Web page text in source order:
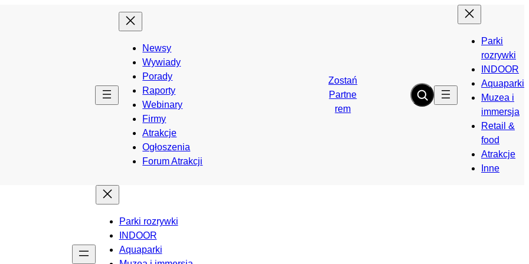
Newsy
Wywiady
Porady
Raporty
Webinary
Firmy
Atrakcje
Ogłoszenia
Forum Atrakcji
Zostań
Partne
rem
Parki
rozrywki
INDOOR
Aquaparki
Muzea i
immersja
Retail &
food
Atrakcje
Inne
Parki rozrywki
INDOOR
Aquaparki